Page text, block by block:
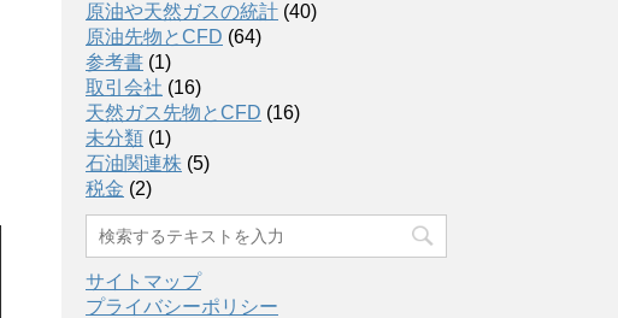
原油や天然ガスの統計 (40)
原油先物とCFD (64)
参考書 (1)
取引会社 (16)
天然ガス先物とCFD (16)
未分類 (1)
石油関連株 (5)
税金 (2)
サイトマップ
プライバシーポリシー